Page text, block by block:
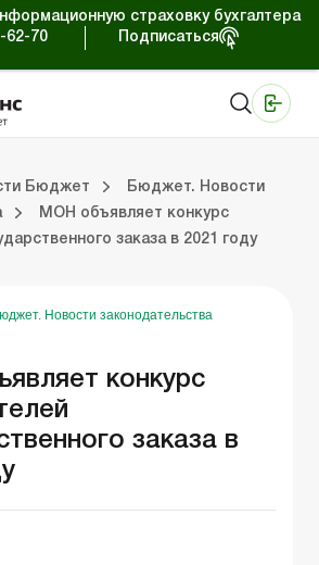
страховку бухгалтера
62-70
Подписаться
Бюджет
Бюджет. Новости
МОН объявляет конкурс
заказа в 2021 году
Новости законодательства
конкурс
заказа в